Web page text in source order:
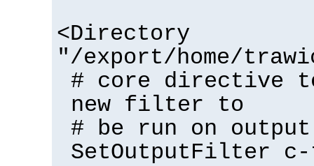
<Directory
"/export/home/
# core directive
new filter to
# be run on output
SetOutputFilter